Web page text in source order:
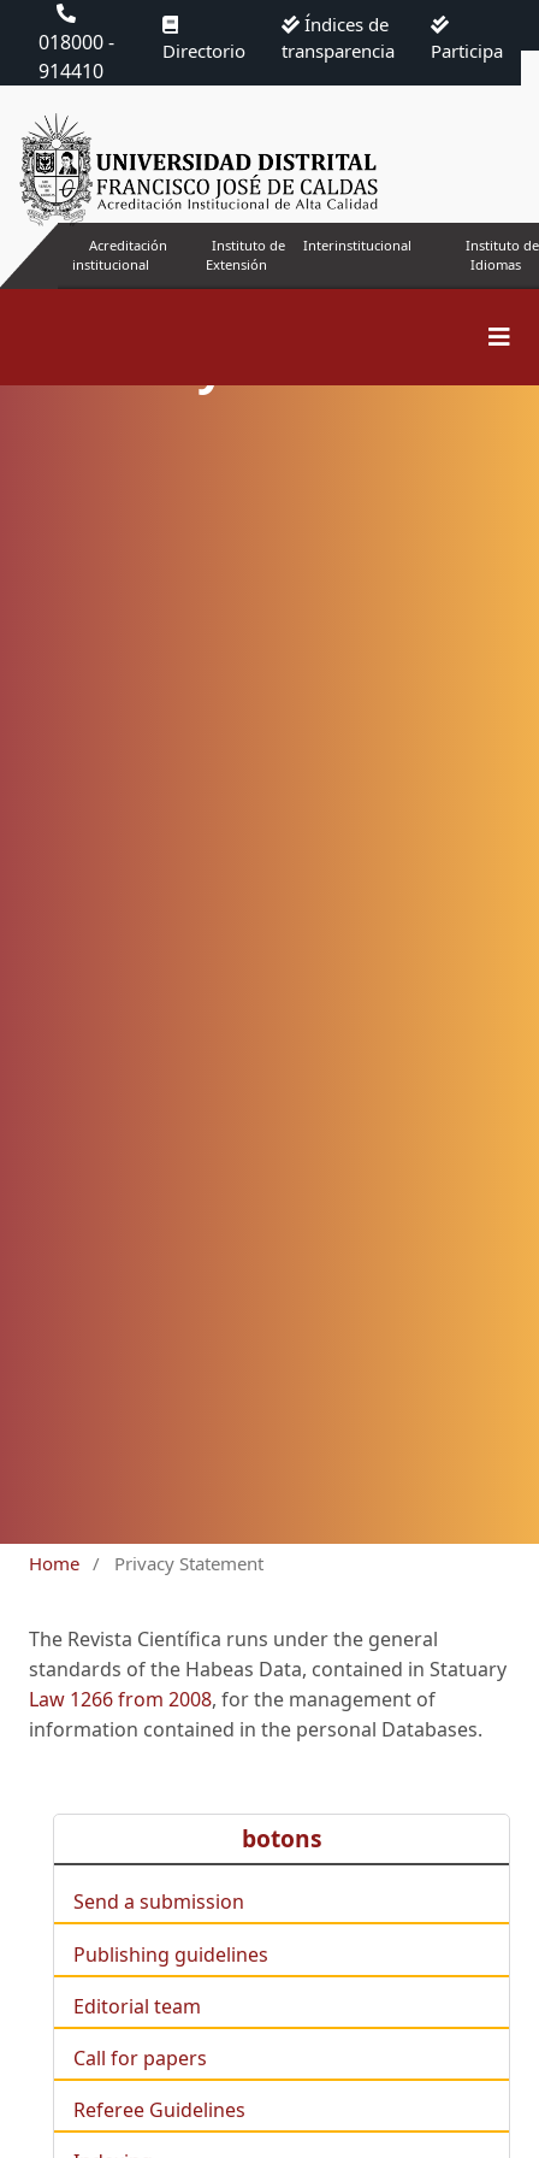
018000 -
914410
Directorio
Índices de
transparencia
Participa
Acreditación
institucional
Instituto de
Extensión
Interinstitucional
Instituto de
Idiomas
Privacy Statement
Home / Privacy Statement
The Revista Científica runs under the general
standards of the Habeas Data, contained in Statuary
Law 1266 from 2008, for the management of
information contained in the personal Databases.
botons
Send a submission
Publishing guidelines
Editorial team
Call for papers
Referee Guidelines